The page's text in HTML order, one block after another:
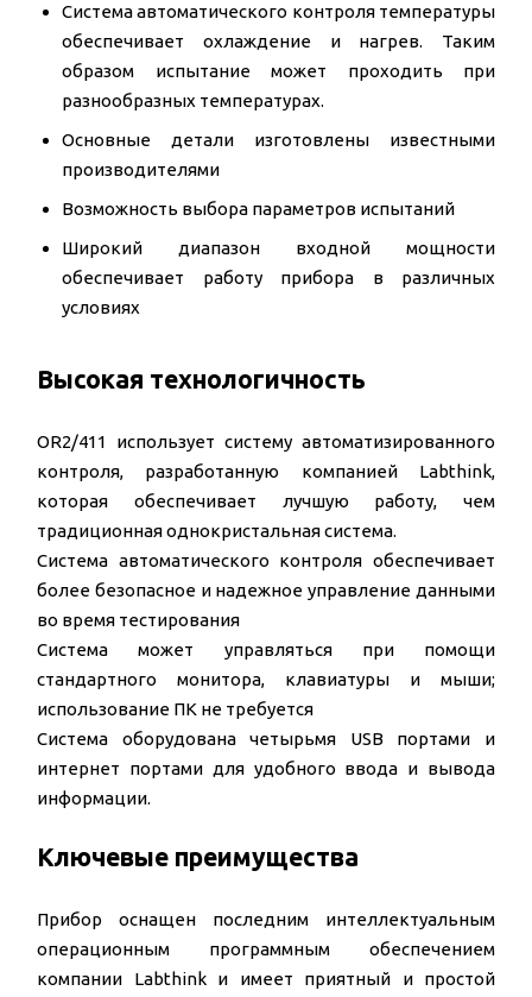
Система автоматического контроля температуры
обеспечивает охлаждение и нагрев. Таким
образом испытание может проходить при
разнообразных температурах.
Основные детали изготовлены известными
производителями
Возможность выбора параметров испытаний
Широкий диапазон входной мощности
обеспечивает работу прибора в различных
условиях
Высокая технологичность
OR2/411 использует систему автоматизированного
контроля, разработанную компанией Labthink,
которая обеспечивает лучшую работу, чем
традиционная однокристальная система.
Система автоматического контроля обеспечивает
более безопасное и надежное управление данными
во время тестирования
Система может управляться при помощи
стандартного монитора, клавиатуры и мыши;
использование ПК не требуется
Система оборудована четырьмя USB портами и
интернет портами для удобного ввода и вывода
информации.
Ключевые преимущества
Прибор оснащен последним интеллектуальным
операционным программным обеспечением
компании Labthink и имеет приятный и простой